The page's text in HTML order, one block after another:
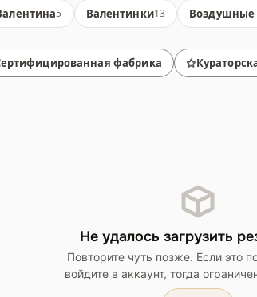
5 Валентинки13 Воздушные
фабрика
Не удалось загрузить
Повторите чуть позже. Если это
войдите в аккаунт, тогда